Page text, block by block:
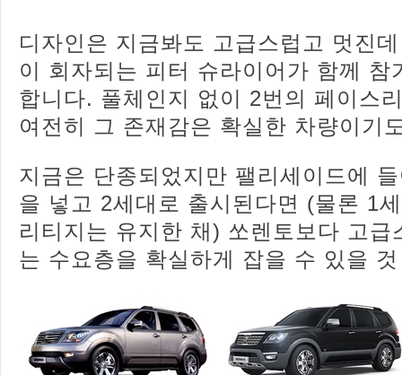
디자인은 지금봐도 고급스럽고 멋진
이 회자되는 피터 슈라이어가 함께 참
합니다. 풀체인지 없이 2번의 페이스
여전히 그 존재감은 확실한 차량이기
지금은 단종되었지만 팰리세이드에
을 넣고 2세대로 출시된다면 (물론 1
리티지는 유지한 채) 쏘렌토보다 고급
는 수요층을 확실하게 잡을 수 있을